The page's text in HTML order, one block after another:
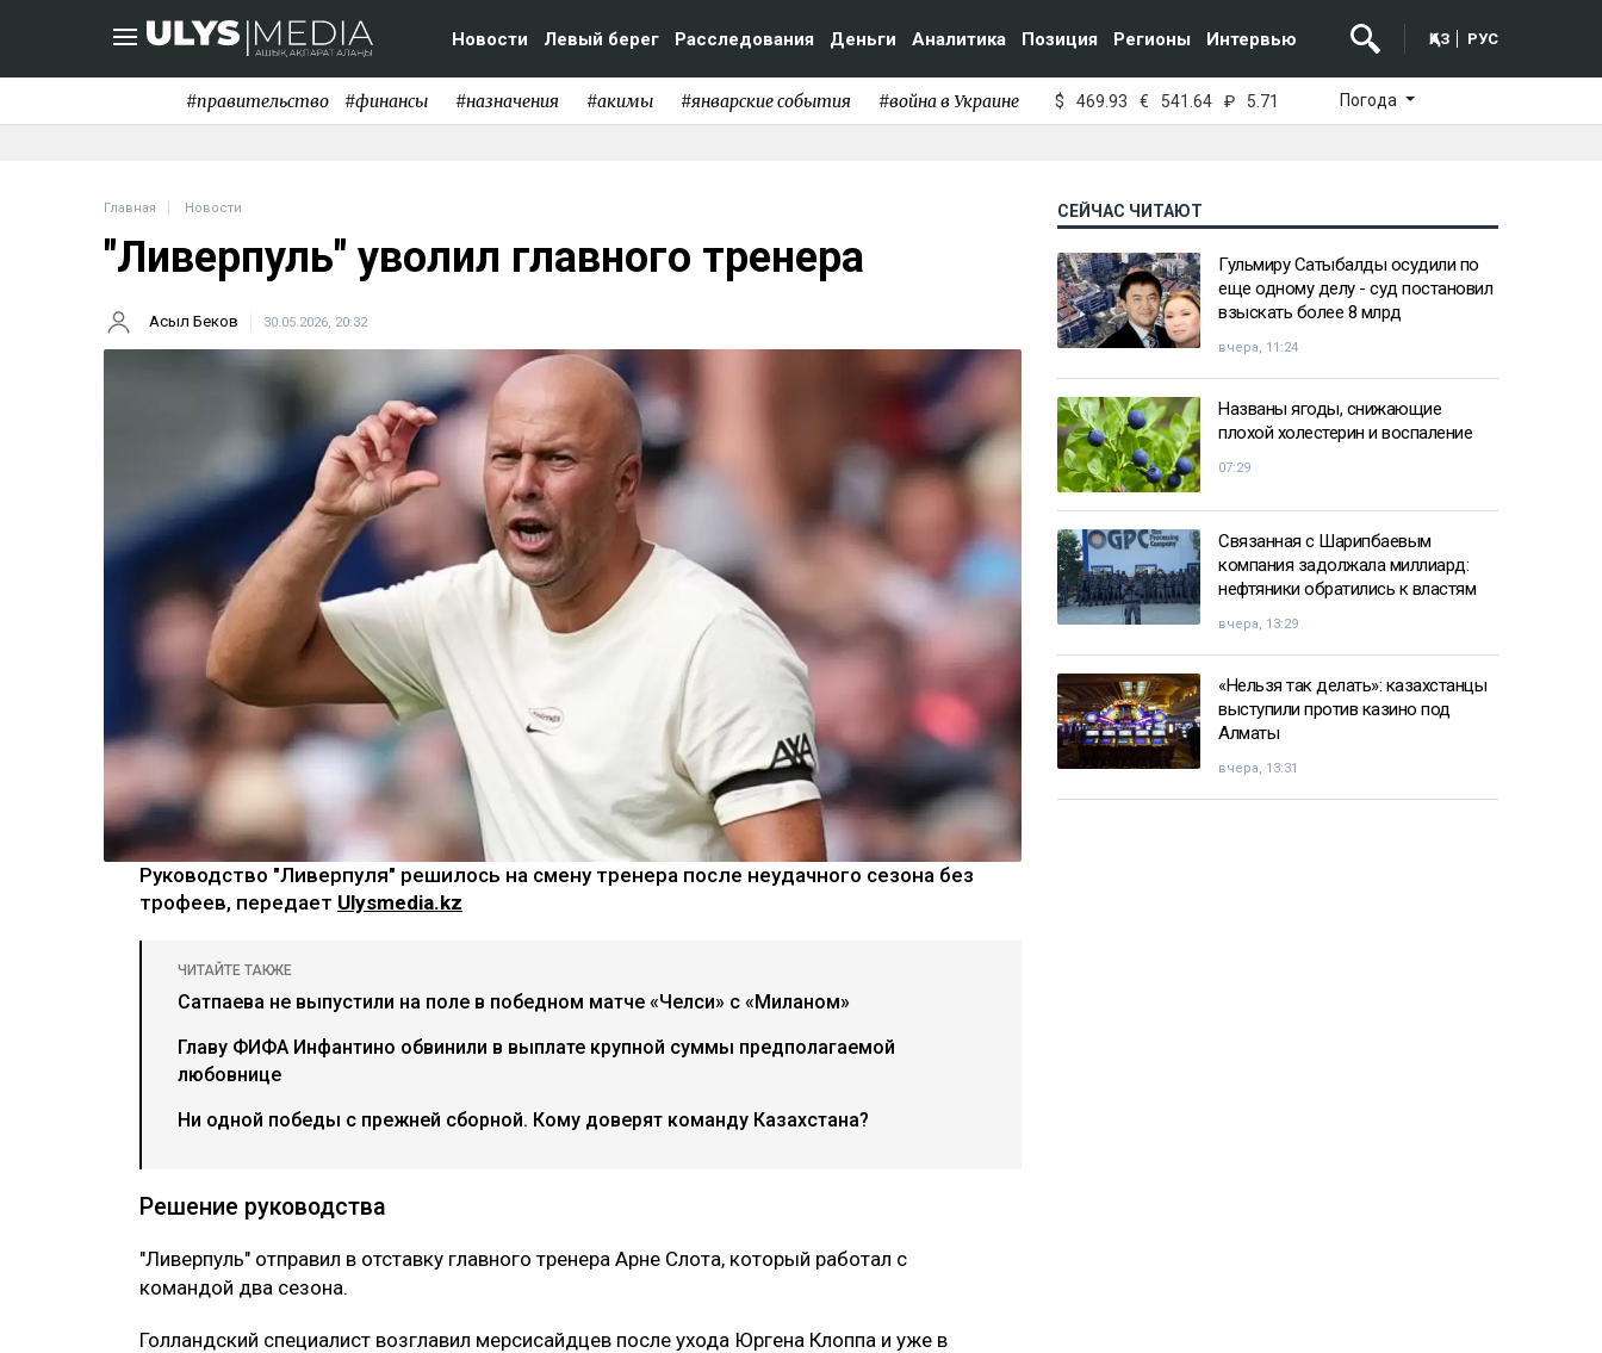
Новости Левый берег Расследования Деньги Аналитика Позиция Регионы Интервью ҚАЗ РУС
#правительство #финансы #назначения #акимы #январские события #война в Украине $ 469.93 € 541.64 ₽ 5.71 Погода
Главная Новости
"Ливерпуль" уволил главного тренера
Асыл Беков 30.05.2026, 20:32
Руководство "Ливерпуля" решилось на смену тренера после неудачного сезона без
трофеев, передает Ulysmedia.kz
ЧИТАЙТЕ ТАКЖЕ
Сатпаева не выпустили на поле в победном матче «Челси» с «Миланом»
Главу ФИФА Инфантино обвинили в выплате крупной суммы предполагаемой
любовнице
Ни одной победы с прежней сборной. Кому доверят команду Казахстана?
Решение руководства
"Ливерпуль" отправил в отставку главного тренера Арне Слота, который работал с
командой два сезона.
Голландский специалист возглавил мерсисайдцев после ухода Юргена Клоппа и уже в
СЕЙЧАС ЧИТАЮТ
Гульмиру Сатыбалды осудили по
еще одному делу - суд постановил
взыскать более 8 млрд
вчера, 11:24
Названы ягоды, снижающие
плохой холестерин и воспаление
07:29
Связанная с Шарипбаевым
компания задолжала миллиард:
нефтяники обратились к властям
вчера, 13:29
«Нельзя так делать»: казахстанцы
выступили против казино под
Алматы
вчера, 13:31